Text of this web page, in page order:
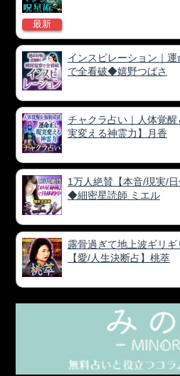
最新
インスピレーション｜
で全看破◆嬉野つばさ
チャクラ占い｜人体覚
実変える神霊力】月香
1万人絶賛【本音/現実/
◆細密星読師 ミエル
露骨過ぎて地上波ギリ
【愛/人生決断占】桃萃